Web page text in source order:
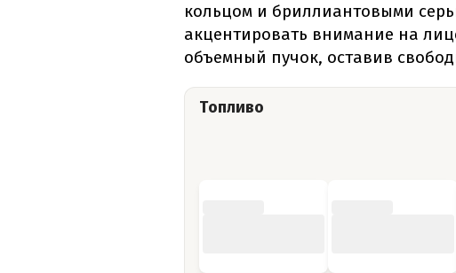
кольцом и бриллиантовыми
акцентировать внимание на
объемный пучок, оставив
Топливо